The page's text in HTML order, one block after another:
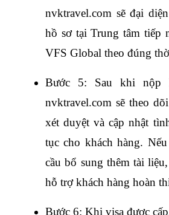
nvktravel.com sẽ đại
hồ sơ tại Trung tâm tiếp
VFS Global theo đúng
Bước 5: Sau khi nộp
nvktravel.com sẽ theo
xét duyệt và cập nhật
tục cho khách hàng.
cầu bổ sung thêm tài
hỗ trợ khách hàng hoàn
Bước 6: Khi visa được